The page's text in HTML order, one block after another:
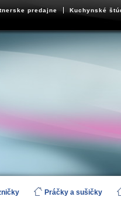
predajne Kuchynské
Práčky a sušičky